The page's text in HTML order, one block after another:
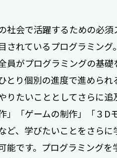
社会で活躍するための必須
されているプログラミング
員がプログラミングの基礎
とり個別の進度で進められ
りたいこととしてさらに追
」「ゲームの制作」「３D
ど、学びたいことをさらに
能です。プログラミングを